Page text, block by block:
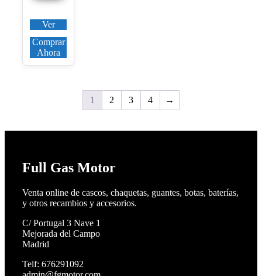
Ver
Comprar
Ahora
1 2 3 4 →
Full Gas Motor
Venta online de cascos, chaquetas, guantes, botas, baterías,
y otros recambios y accesorios.
C/ Portugal 3 Nave 1
Mejorada del Campo
Madrid
Telf: 676291092